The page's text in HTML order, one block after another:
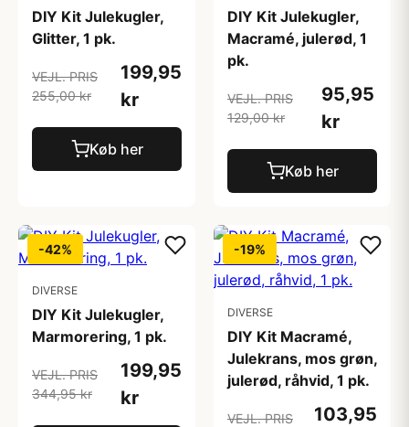
DIY Kit Julekugler,
Glitter, 1 pk.
VEJL. PRIS
255,00 kr
199,95
kr
Køb her
DIY Kit Julekugler,
Macramé, julerød, 1
pk.
VEJL. PRIS
129,00 kr
95,95
kr
Køb her
-42%
DIVERSE
DIY Kit Julekugler,
Marmorering, 1 pk.
VEJL. PRIS
344,95 kr
199,95
kr
-19%
DIVERSE
DIY Kit Macramé,
Julekrans, mos grøn,
julerød, råhvid, 1 pk.
VEJL. PRIS
103,95